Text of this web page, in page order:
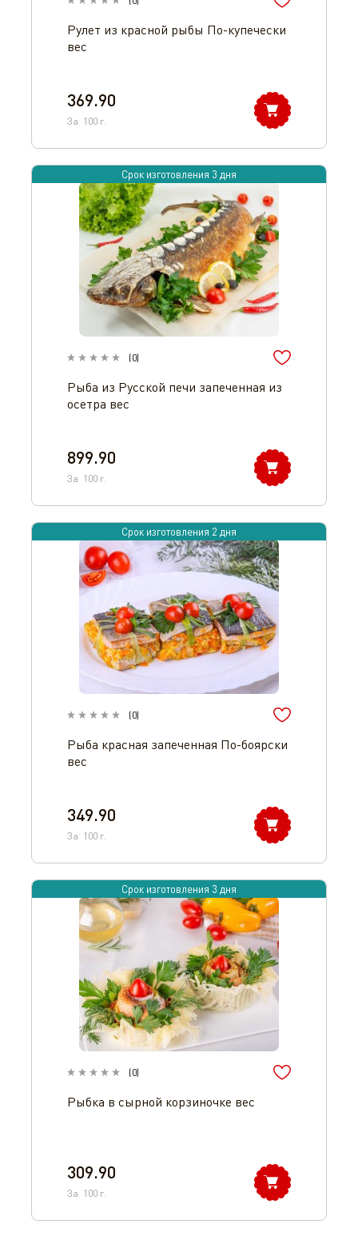
Рулет из красной рыбы По-купечески
вес
369.90
За 100 г.
Срок изготовления 3 дня
(0)
Рыба из Русской печи запеченная из
осетра вес
899.90
За 100 г.
Срок изготовления 2 дня
(0)
Рыба красная запеченная По-боярски
вес
349.90
За 100 г.
Срок изготовления 3 дня
(0)
Рыбка в сырной корзиночке вес
309.90
За 100 г.